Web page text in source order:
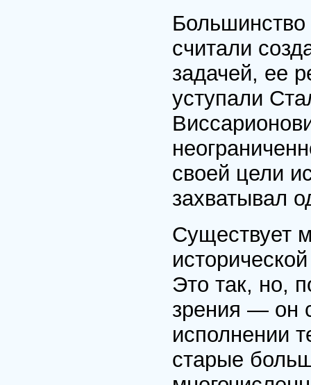
Большинство
считали
задачей, ее
уступали
своей цели
захватывал
Существует
Это так, но,
зрения — он
исполнении
старые